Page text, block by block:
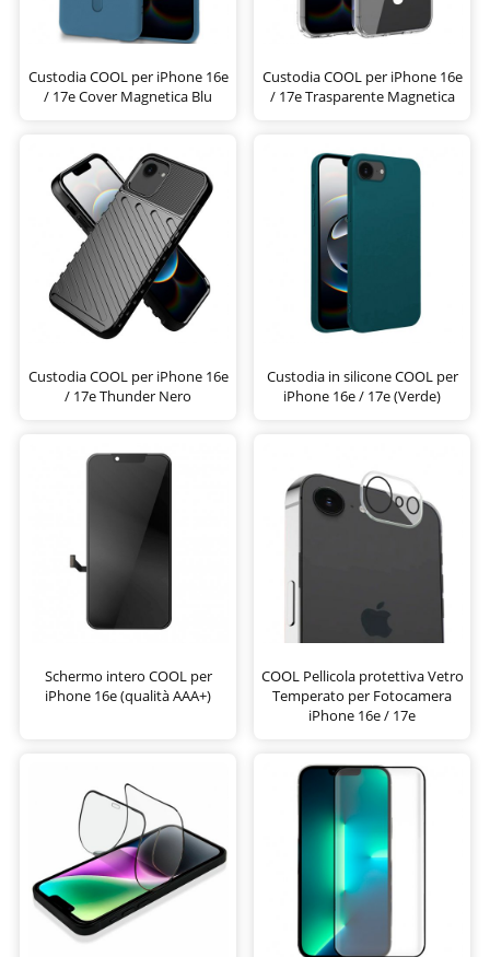
Custodia COOL per iPhone 16e
/ 17e Cover Magnetica Blu
Custodia COOL per iPhone 16e
/ 17e Trasparente Magnetica
Custodia COOL per iPhone 16e
/ 17e Thunder Nero
Custodia in silicone COOL per
iPhone 16e / 17e (Verde)
Schermo intero COOL per
iPhone 16e (qualità AAA+)
COOL Pellicola protettiva Vetro
Temperato per Fotocamera
iPhone 16e / 17e